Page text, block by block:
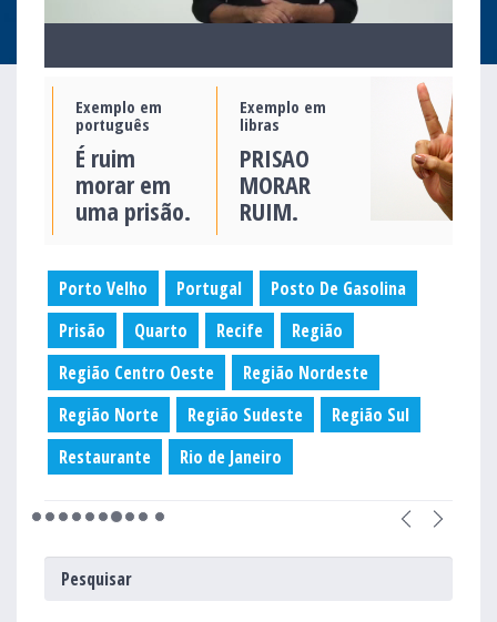
Exemplo em
português
É ruim
morar em
uma prisão.
Exemplo em
libras
PRISAO
MORAR
RUIM.
Porto Velho Portugal
Posto De Gasolina
Prisão
Quarto Recife
Região
Região Centro Oeste
Região Nordeste
Região Norte
Região Sudeste
Região Sul
Restaurante
Rio de Janeiro